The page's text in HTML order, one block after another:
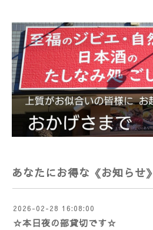
あなたにお得な《お知らせ》
2026-02-28 16:08:00
☆本日夜の部貸切です☆